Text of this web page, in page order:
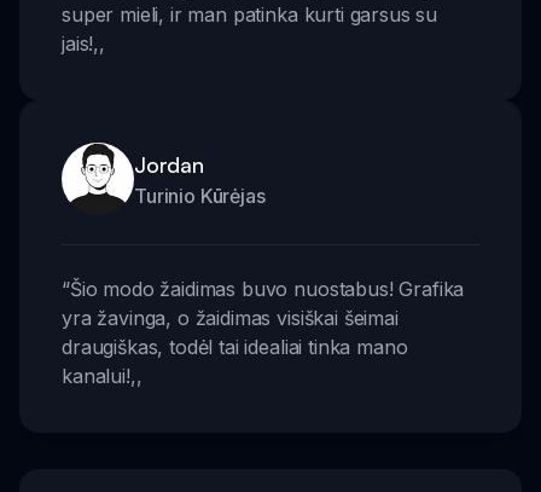
super mieli, ir man patinka kurti garsus su
jais!,,
Jordan
Turinio Kūrėjas
“Šio modo žaidimas buvo nuostabus! Grafika
yra žavinga, o žaidimas visiškai šeimai
draugiškas, todėl tai idealiai tinka mano
kanalui!,,